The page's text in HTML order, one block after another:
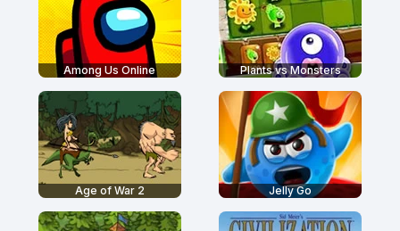
Among Us Online Plants vs Monsters
Age of War 2 Jelly Go